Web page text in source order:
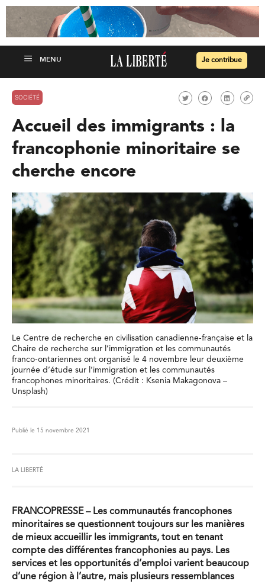
Je contribue
SOCIÉTÉ
Accueil des immigrants : la
francophonie minoritaire se
cherche encore
Le Centre de recherche en civilisation canadienne-française et la
Chaire de recherche sur l’immigration et les communautés
franco-ontariennes ont organisé le 4 novembre leur deuxième
journée d’étude sur l’immigration et les communautés
francophones minoritaires. (Crédit : Ksenia Makagonova –
Unsplash)
Publié le 15 novembre 2021
LA LIBERTÉ
FRANCOPRESSE – Les communautés francophones
minoritaires se questionnent toujours sur les manières
de mieux accueillir les immigrants, tout en tenant
compte des différentes francophonies au pays. Les
services et les opportunités d’emploi varient beaucoup
d’une région à l’autre, mais plusieurs ressemblances